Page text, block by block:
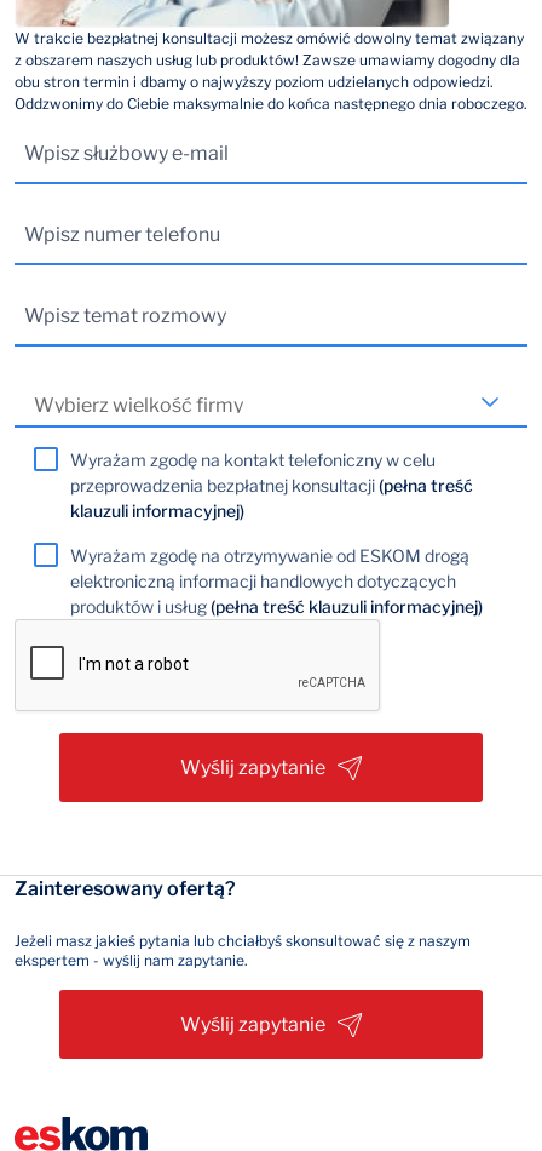
W trakcie bezpłatnej konsultacji możesz omówić dowolny temat związany
z obszarem naszych usług lub produktów! Zawsze umawiamy dogodny dla
obu stron termin i dbamy o najwyższy poziom udzielanych odpowiedzi.
Oddzwonimy do Ciebie maksymalnie do końca następnego dnia roboczego.
Wyrażam zgodę na kontakt telefoniczny w celu
przeprowadzenia bezpłatnej konsultacji(pełna treść
klauzuli informacyjnej)
Wyrażam zgodę na otrzymywanie od ESKOM drogą
elektroniczną informacji handlowych dotyczących
produktów i usług(pełna treść klauzuli informacyjnej)
Wyślij zapytanie
Zainteresowany ofertą?
Jeżeli masz jakieś pytania lub chciałbyś skonsultować się z naszym
ekspertem - wyślij nam zapytanie.
Wyślij zapytanie